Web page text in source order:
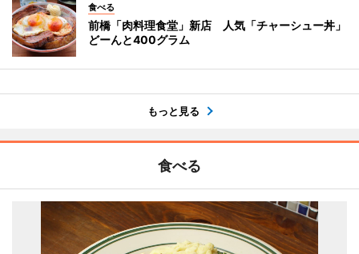
食べる
前橋「肉料理食堂」新店 人気「チャーシュー丼」
どーんと400グラム
もっと見る
食べる